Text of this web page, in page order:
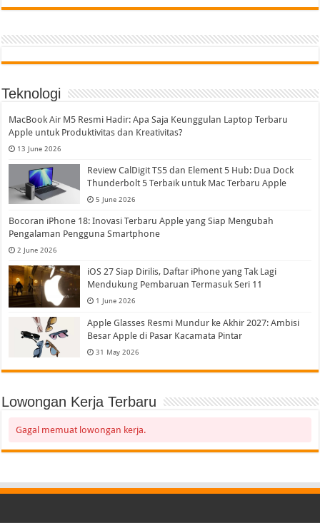
Teknologi
MacBook Air M5 Resmi Hadir: Apa Saja Keunggulan Laptop Terbaru
Apple untuk Produktivitas dan Kreativitas?
13 June 2026
Review CalDigit TS5 dan Element 5 Hub: Dua Dock
Thunderbolt 5 Terbaik untuk Mac Terbaru Apple
5 June 2026
Bocoran iPhone 18: Inovasi Terbaru Apple yang Siap Mengubah
Pengalaman Pengguna Smartphone
2 June 2026
iOS 27 Siap Dirilis, Daftar iPhone yang Tak Lagi
Mendukung Pembaruan Termasuk Seri 11
1 June 2026
Apple Glasses Resmi Mundur ke Akhir 2027: Ambisi
Besar Apple di Pasar Kacamata Pintar
31 May 2026
Lowongan Kerja Terbaru
Gagal memuat lowongan kerja.